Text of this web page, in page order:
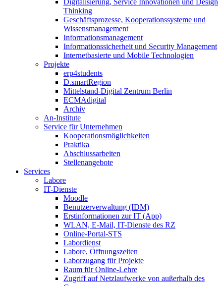
Digitalisierung, Service Innovationen und Design
Thinking
Geschäftsprozesse, Kooperationssysteme und
Wissensmanagement
Informationsmanagement
Informationssicherheit und Security Management
Internetbasierte und Mobile Technologien
Projekte
erp4students
D.smartRegion
Mittelstand-Digital Zentrum Berlin
ECMAdigital
Archiv
An-Institute
Service für Unternehmen
Kooperationsmöglichkeiten
Praktika
Abschlussarbeiten
Stellenangebote
Services
Labore
IT-Dienste
Moodle
Benutzerverwaltung (IDM)
Erstinformationen zur IT (App)
WLAN, E-Mail, IT-Dienste des RZ
Online-Portal-STS
Labordienst
Labore, Öffnungszeiten
Laborzugang für Projekte
Raum für Online-Lehre
Zugriff auf Netzlaufwerke von außerhalb des